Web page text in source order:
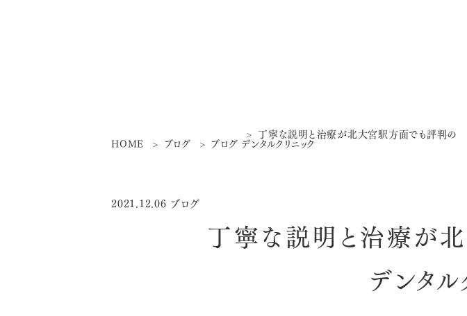
HOME ブログ ブログ
丁寧な説明と治療が北大宮駅方面でも評判の
デンタルクリニック
2021.12.06 ブログ
丁寧な説明と治療が
デンタル